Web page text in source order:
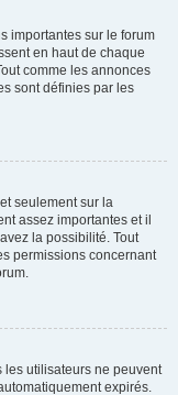
importantes sur le forum
en haut de chaque
comme les annonces
sont définies par les
seulement sur la
assez importantes et il
la possibilité. Tout
permissions concernant
les utilisateurs ne peuvent
expirés.